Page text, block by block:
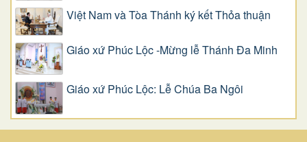
Việt Nam và Tòa Thánh ký kết Thỏa thuận
Giáo xứ Phúc Lộc -Mừng lễ Thánh Đa Minh
Giáo xứ Phúc Lộc: Lễ Chúa Ba Ngôi